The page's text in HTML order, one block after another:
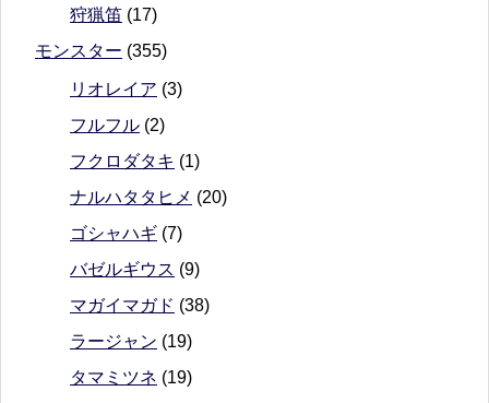
狩猟笛 (17)
モンスター (355)
リオレイア (3)
フルフル (2)
フクロダタキ (1)
ナルハタタヒメ (20)
ゴシャハギ (7)
バゼルギウス (9)
マガイマガド (38)
ラージャン (19)
タマミツネ (19)